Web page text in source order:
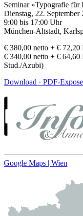
Seminar »Typografie für
Dienstag, 22. September
9:00 bis 17:00 Uhr
München-Altstadt,
€ 380,00 netto + €
€ 340,00 netto + €
Stud./Azubi)
Download · PDF-
Google Maps | Wien